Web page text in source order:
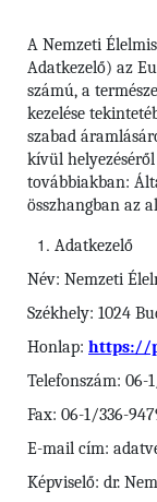
A Nemzeti
Adatkezelő) az
számú, a
kezelése
szabad
kívül
továbbiakban:
összhangban az
Adatkezelő
Név: Nemzeti
Székhely: 1024
Honlap: https://
Telefonszám: 06-
Fax: 06-1/336-
E-mail cím:
Képviselő: dr.